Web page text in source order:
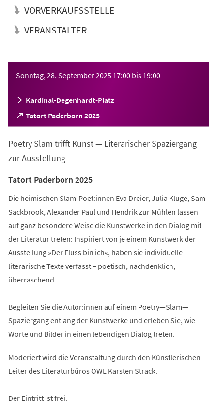
VORVERKAUFSSTELLE
VERANSTALTER
Sonntag, 28. September 2025 17:00 bis 19:00
Kardinal-Degenhardt-Platz
Tatort Paderborn 2025
(Öffnet
in
neuen
Tab)
Poetry Slam trifft Kunst — Literarischer Spaziergang
zur Ausstellung
Tatort Paderborn 2025
Die heimischen Slam-Poet:innen Eva Dreier, Julia Kluge, Sam
Sackbrook, Alexander Paul und Hendrik zur Mühlen lassen
auf ganz besondere Weise die Kunstwerke in den Dialog mit
der Literatur treten: Inspiriert von je einem Kunstwerk der
Ausstellung »Der Fluss bin ich«, haben sie individuelle
literarische Texte verfasst – poetisch, nachdenklich,
überraschend.
Begleiten Sie die Autor:innen auf einem Poetry—Slam—
Spaziergang entlang der Kunstwerke und erleben Sie, wie
Worte und Bilder in einen lebendigen Dialog treten.
Moderiert wird die Veranstaltung durch den Künstlerischen
Leiter des Literaturbüros OWL Karsten Strack.
Der Eintritt ist frei.